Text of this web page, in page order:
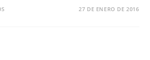
27 DE ENERO DE 2016